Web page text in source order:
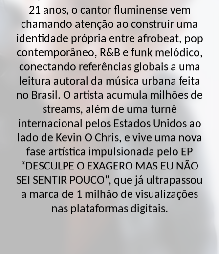
chamando atenção ao construir uma
identidade própria entre afrobeat, pop
contemporâneo, R&B e funk melódico,
conectando referências globais a uma
leitura autoral da música urbana feita
no Brasil. O artista acumula milhões de
streams, além de uma turnê
internacional pelos Estados Unidos ao
lado de Kevin O Chris, e vive uma nova
fase artística impulsionada pelo EP
“DESCULPE O EXAGERO MAS EU NÃO
SEI SENTIR POUCO”, que já ultrapassou
a marca de 1 milhão de visualizações
nas plataformas digitais.